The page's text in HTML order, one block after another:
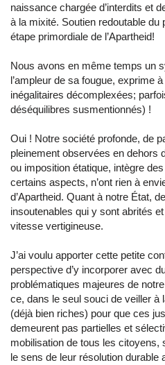
naissance chargée d’interdits et
à la mixité. Soutien redoutable du
étape primordiale de l’Apartheid!
Nous avons en même temps un
l’ampleur de sa fougue, exprime
inégalitaires décomplexées;
déséquilibres susmentionnés) !
Oui ! Notre société profonde, de
pleinement observées en dehors
ou imposition étatique, intègre
certains aspects, n’ont rien à
d’Apartheid. Quant à notre État,
insoutenables qui y sont abrités
vitesse vertigineuse.
J’ai voulu apporter cette petite
perspective d’y incorporer avec
problématiques majeures de
ce, dans le seul souci de veiller à
(déjà bien riches) pour que ces
demeurent pas partielles et
mobilisation de tous les citoyens,
le sens de leur résolution durable